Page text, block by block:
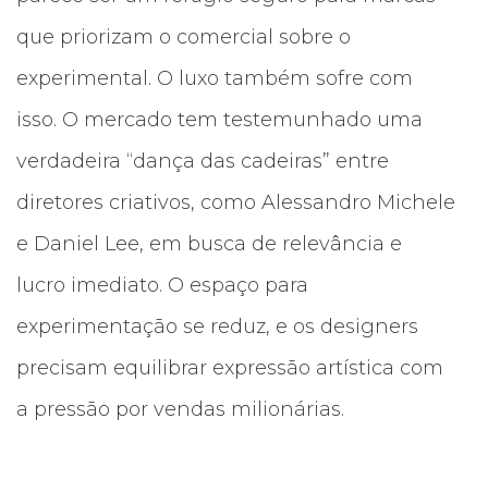
que priorizam o comercial sobre o
experimental. O luxo também sofre com
isso. O mercado tem testemunhado uma
verdadeira “dança das cadeiras” entre
diretores criativos, como Alessandro Michele
e Daniel Lee, em busca de relevância e
lucro imediato. O espaço para
experimentação se reduz, e os designers
precisam equilibrar expressão artística com
a pressão por vendas milionárias.